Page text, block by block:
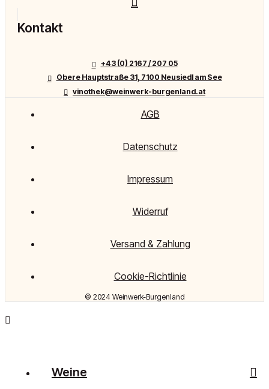
Kontakt
+43 (0) 2167 / 207 05
Obere Hauptstraße 31, 7100 Neusiedl am See
vinothek@weinwerk-burgenland.at
© 2024 Weinwerk-Burgenland
AGB
Datenschutz
Impressum
Widerruf
Versand & Zahlung
Cookie-Richtlinie
Weine